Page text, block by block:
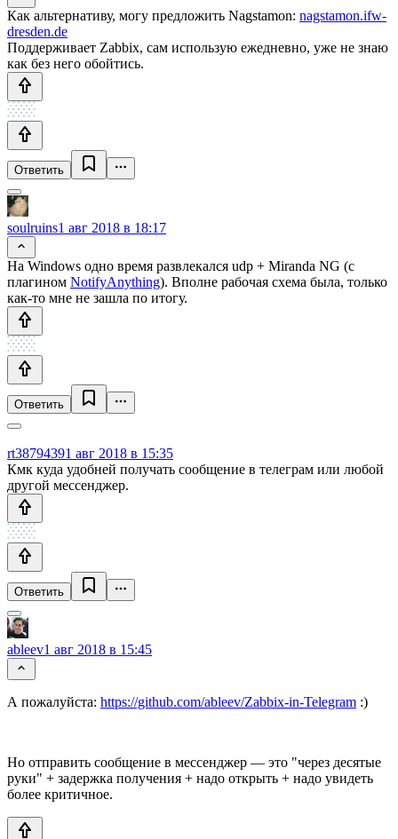
Как альтернативу, могу предложить Nagstamon: nagstamon.ifw-
dresden.de
Поддерживает Zabbix, сам использую ежедневно, уже не знаю
как без него обойтись.
Ответить
soulruins1 авг 2018 в 18:17
На Windows одно время развлекался udp + Miranda NG (с
плагином NotifyAnything). Вполне рабочая схема была, только
как-то мне не зашла по итогу.
Ответить
rt38794391 авг 2018 в 15:35
Кмк куда удобней получать сообщение в телеграм или любой
другой мессенджер.
Ответить
ableev1 авг 2018 в 15:45
А пожалуйста: https://github.com/ableev/Zabbix-in-Telegram :)
Но отправить сообщение в мессенджер — это "через десятые
руки" + задержка получения + надо открыть + надо увидеть
более критичное.